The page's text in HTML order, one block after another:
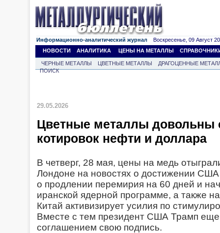
Информационно-аналитический журнал Воскресенье, 09 Август
НОВОСТИ
АНАЛИТИКА ЦЕНЫ НА МЕТАЛЛЫ
ЧЕРНЫЕ МЕТАЛЛЫ ЦВЕТНЫЕ МЕТАЛЛЫ
ДРАГОЦЕННЫЕ
ПОИСК
29.05.2026
Цветные металлы довольны
котировок нефти и доллара
В четверг, 28 мая, цены на медь
Лондоне на новостях о достижении
о продлении перемирия на 60 дней и
иранской ядерной программе, а также
Китай активизирует усилия по
Вместе с тем президент США Трамп еще
соглашением свою подпись.